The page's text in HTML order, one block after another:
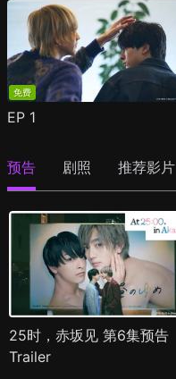
免费
EP 1
预告 剧照 推荐影片
25时，赤坂见 第6集预告
Trailer